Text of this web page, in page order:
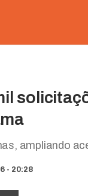
ampliando
- 20:28